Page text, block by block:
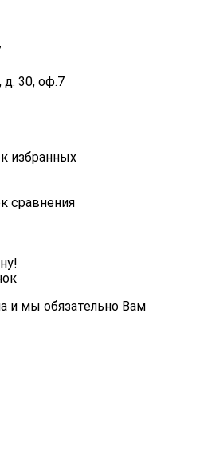
д. 30, оф.7
избранных
сравнения
и мы обязательно Вам